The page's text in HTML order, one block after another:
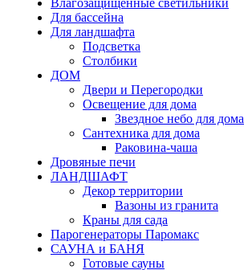
Влагозащищенные светильники
Для бассейна
Для ландшафта
Подсветка
Столбики
ДОМ
Двери и Перегородки
Освещение для дома
Звездное небо для дома
Сантехника для дома
Раковина-чаша
Дровяные печи
ЛАНДШАФТ
Декор территории
Вазоны из гранита
Краны для сада
Парогенераторы Паромакс
САУНА и БАНЯ
Готовые сауны